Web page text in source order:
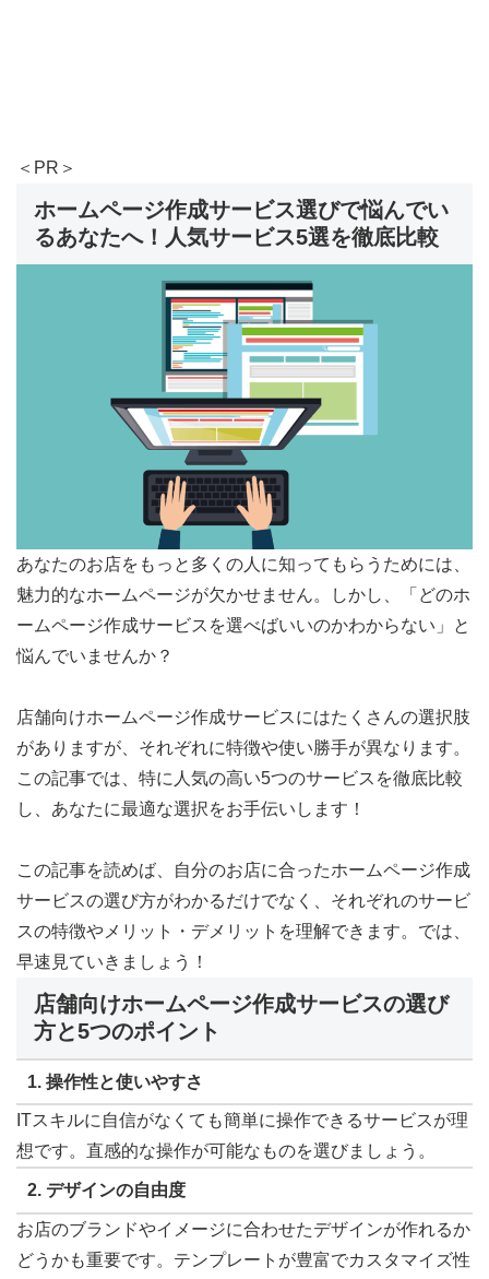
＜PR＞
ホームページ作成サービス選びで悩んでい
るあなたへ！人気サービス5選を徹底比較
あなたのお店をもっと多くの人に知ってもらうためには、
魅力的なホームページが欠かせません。しかし、「どのホ
ームページ作成サービスを選べばいいのかわからない」と
悩んでいませんか？
店舗向けホームページ作成サービスにはたくさんの選択肢
がありますが、それぞれに特徴や使い勝手が異なります。
この記事では、特に人気の高い5つのサービスを徹底比較
し、あなたに最適な選択をお手伝いします！
この記事を読めば、自分のお店に合ったホームページ作成
サービスの選び方がわかるだけでなく、それぞれのサービ
スの特徴やメリット・デメリットを理解できます。では、
早速見ていきましょう！
店舗向けホームページ作成サービスの選び
方と5つのポイント
1. 操作性と使いやすさ
ITスキルに自信がなくても簡単に操作できるサービスが理
想です。直感的な操作が可能なものを選びましょう。
2. デザインの自由度
お店のブランドやイメージに合わせたデザインが作れるか
どうかも重要です。テンプレートが豊富でカスタマイズ性